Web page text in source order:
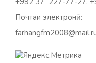
Почтаи электронӣ: